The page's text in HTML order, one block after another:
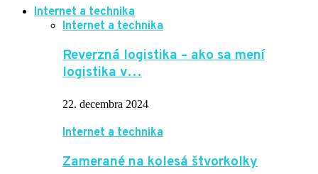
Internet a technika
Internet a technika
Reverzná logistika – ako sa mení
logistika v…
22. decembra 2024
Internet a technika
Zamerané na kolesá štvorkolky